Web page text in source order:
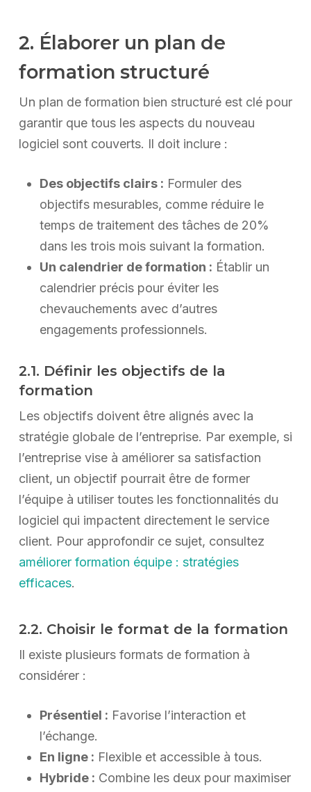
2. Élaborer un plan de
formation structuré
Un plan de formation bien structuré est clé pour
garantir que tous les aspects du nouveau
logiciel sont couverts. Il doit inclure :
Des objectifs clairs : Formuler des
objectifs mesurables, comme réduire le
temps de traitement des tâches de 20%
dans les trois mois suivant la formation.
Un calendrier de formation : Établir un
calendrier précis pour éviter les
chevauchements avec d’autres
engagements professionnels.
2.1. Définir les objectifs de la
formation
Les objectifs doivent être alignés avec la
stratégie globale de l’entreprise. Par exemple, si
l’entreprise vise à améliorer sa satisfaction
client, un objectif pourrait être de former
l’équipe à utiliser toutes les fonctionnalités du
logiciel qui impactent directement le service
client. Pour approfondir ce sujet, consultez
améliorer formation équipe : stratégies
efficaces.
2.2. Choisir le format de la formation
Il existe plusieurs formats de formation à
considérer :
Présentiel : Favorise l’interaction et
l’échange.
En ligne : Flexible et accessible à tous.
Hybride : Combine les deux pour maximiser